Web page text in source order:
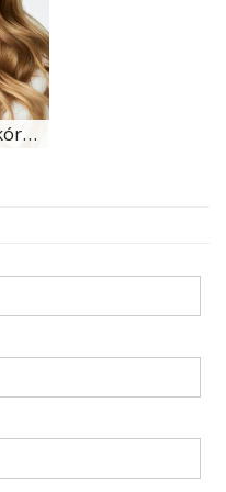
Peeling skóry głowy - kompendium wiedzy